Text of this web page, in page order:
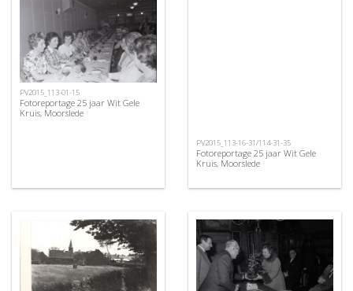
PV2015_113-01-15
Fotoreportage 25 jaar Wit Gele
Kruis, Moorslede
PV2015_113-16-31/114-31-35
Fotoreportage 25 jaar Wit Gele
Kruis, Moorslede